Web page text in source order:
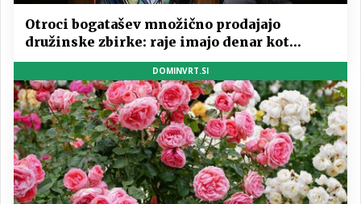
Otroci bogatašev množično prodajajo
družinske zbirke: raje imajo denar kot
umetnine
DOMINVRT.SI